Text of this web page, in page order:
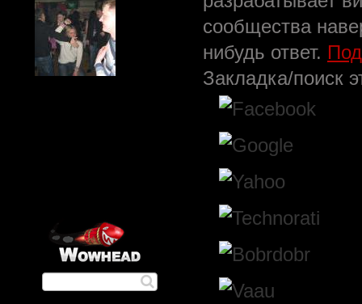
сообщества
нибудь ответ.
Закладка/поиск